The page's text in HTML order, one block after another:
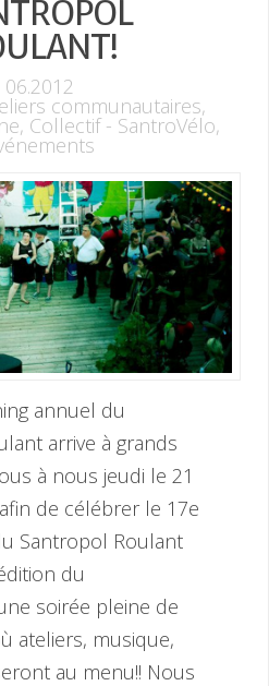
06.2012
communautaires,
, Collectif - SantroVélo,
annuel du
arrive à grands
à nous jeudi le 21
de célébrer le 17e
Santropol Roulant
du
soirée pleine de
ateliers, musique,
au menu!! Nous